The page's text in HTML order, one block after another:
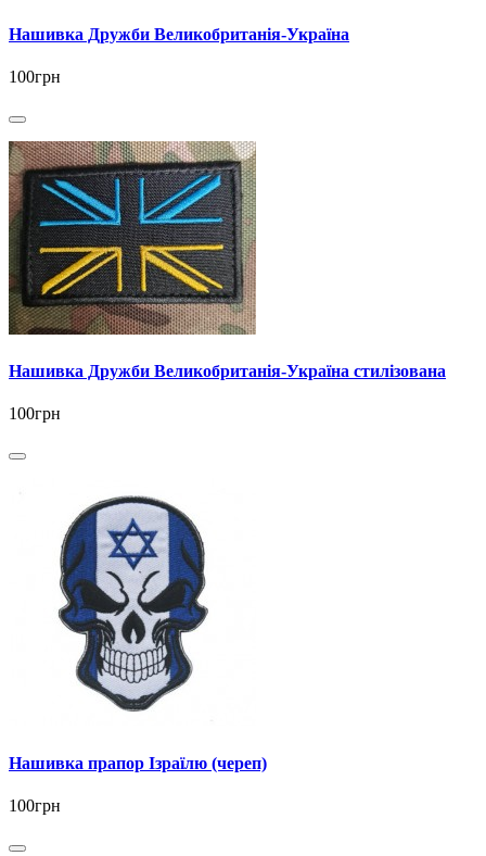
Нашивка Дружби Великобританія-Україна
100грн
Нашивка Дружби Великобританія-Україна стилізована
100грн
Нашивка прапор Ізраїлю (череп)
100грн